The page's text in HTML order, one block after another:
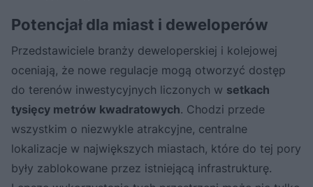
Potencjał dla miast i deweloperów
Przedstawiciele branży deweloperskiej i kolejowej
oceniają, że nowe regulacje mogą otworzyć dostęp
do terenów inwestycyjnych liczonych w setkach
tysięcy metrów kwadratowych. Chodzi przede
wszystkim o niezwykle atrakcyjne, centralne
lokalizacje w największych miastach, które do tej pory
były zablokowane przez istniejącą infrastrukturę.